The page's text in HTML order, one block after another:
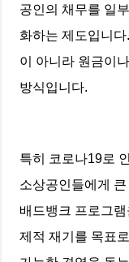
공인의 채무를 일
화하는 제도입니
이 아니라 원금이
방식입니다.
특히 코로나19로
소상공인들에게
배드뱅크 프로그
제적 재기를 목표